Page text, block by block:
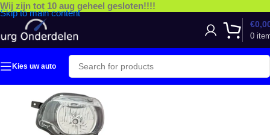
Skip to main content
Wij zijn tot 10 aug geheel gesloten!!!!
0
€
Kies uw auto